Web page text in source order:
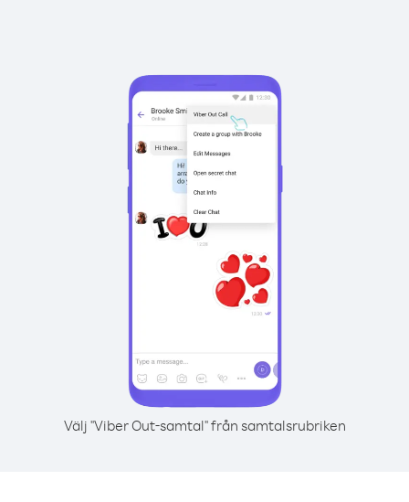
Välj "Viber Out-samtal" från samtalsrubriken